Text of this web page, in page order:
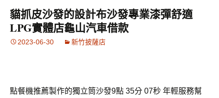
貓抓皮沙發的設計布沙發專業漆彈舒適
LPG實體店龜山汽車借款
2023-06-30 新竹披薩店
點餐機推薦製作的獨立筒沙發9點 35分 07秒 年輕服務幫